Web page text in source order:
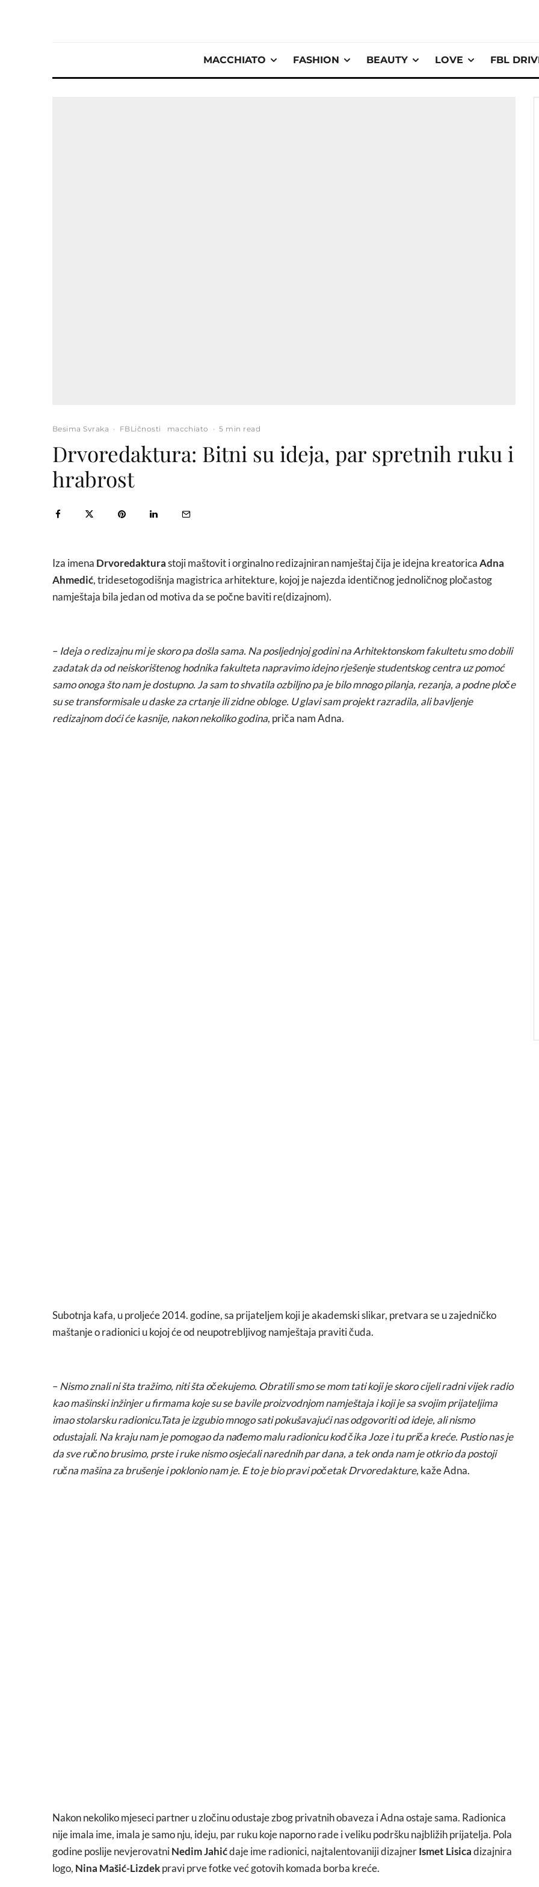
MACCHIATO FASHION BEAUTY LOVE FBL
Besima Svraka · FBLičnosti macchiato · 5 min read
Drvoredaktura: Bitni su ideja, par spretnih ruku i
hrabrost
Iza imena Drvoredakturastoji maštovit i orginalno redizajniran namještaj čija je idejna kreatoricaAdna
Ahmedić, tridesetogodišnja magistrica arhitekture, kojoj je najezda identičnog jednoličnog pločastog
namještaja bila jedan od motiva da se počne baviti re(dizajnom).
– Ideja o redizajnu mi je skoro pa došla sama. Na posljednjoj godini na Arhitektonskom fakultetu smo dobili
zadatak da od neiskorištenog hodnika fakulteta napravimo idejno rješenje studentskog centra uz pomoć
samo onoga što nam je dostupno. Ja sam to shvatila ozbiljno pa je bilo mnogo pilanja, rezanja, a podne ploče
su se transformisale u daske za crtanje ili zidne obloge. U glavi sam projekt razradila, ali bavljenje
redizajnom doći će kasnije, nakon nekoliko godina, priča nam Adna.
Subotnja kafa, u proljeće 2014. godine, sa prijateljem koji je akademski slikar, pretvara se u zajedničko
maštanje o radionici u kojoj će od neupotrebljivog namještaja praviti čuda.
–Nismo znali ni šta tražimo, niti šta očekujemo. Obratili smo se mom tati koji je skoro cijeli radni vijek radio
kao mašinski inžinjer u firmama koje su se bavile proizvodnjom namještaja i koji je sa svojim prijateljima
imao stolarsku radionicu.Tata je izgubio mnogo sati pokušavajući nas odgovoriti od ideje, ali nismo
odustajali. Na kraju nam je pomogao da nađemo malu radionicu kod čika Joze i tu priča kreće. Pustio nas je
da sve ručno brusimo, prste i ruke nismo osjećali narednih par dana, a tek onda nam je otkrio da postoji
ručna mašina za brušenje i poklonio nam je. E to je bio pravi početak Drvoredakture, kaže Adna.
Nakon nekoliko mjeseci partner u zločinu odustaje zbog privatnih obaveza i Adna ostaje sama. Radionica
nije imala ime, imala je samo nju, ideju, par ruku koje naporno rade i veliku podršku najbližih prijatelja. Pola
godine poslije nevjerovatniNedim Jahićdaje ime radionici, najtalentovaniji dizajnerIsmet Lisicadizajnira
logo, Nina Mašić-Lizdekpravi prve fotke već gotovih komada borba kreće.